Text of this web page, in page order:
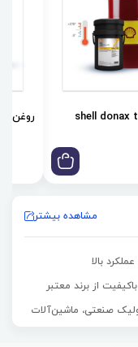
روغن shell donax td 85w
مشاهده بیشتر
بالا
از برند معتبر
صنعتی، ماشین‌آلات